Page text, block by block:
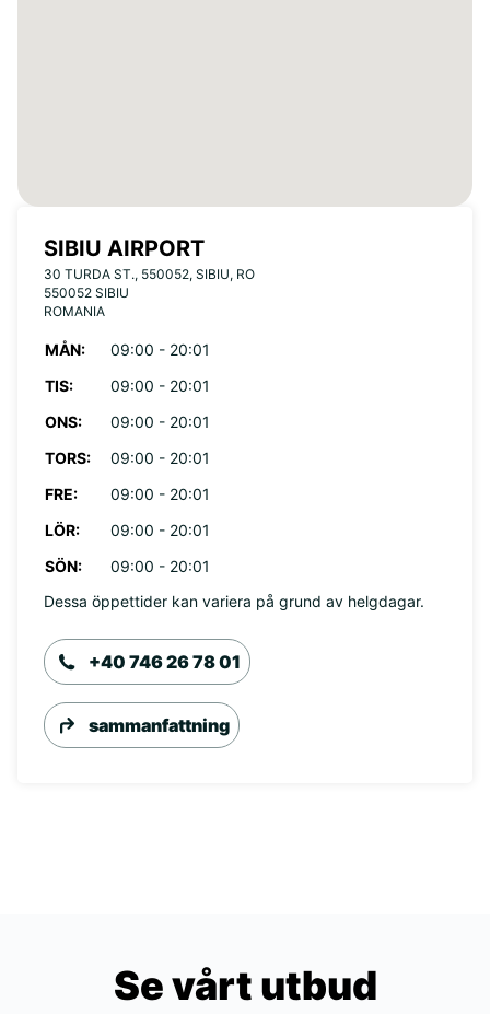
SIBIU AIRPORT
30 TURDA ST., 550052, SIBIU, RO
550052 SIBIU
ROMANIA
MÅN:
09:00 - 20:01
TIS:
09:00 - 20:01
ONS:
09:00 - 20:01
TORS:
09:00 - 20:01
FRE:
09:00 - 20:01
LÖR:
09:00 - 20:01
SÖN:
09:00 - 20:01
Dessa öppettider kan variera på grund av helgdagar.
+40 746 26 78 01
sammanfattning
Se vårt utbud